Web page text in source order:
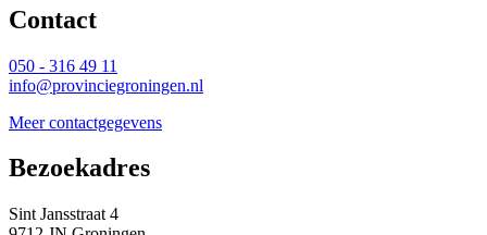
Contact
050 - 316 49 11
info@provinciegroningen.nl
Meer contactgegevens
Bezoekadres
Sint Jansstraat 4